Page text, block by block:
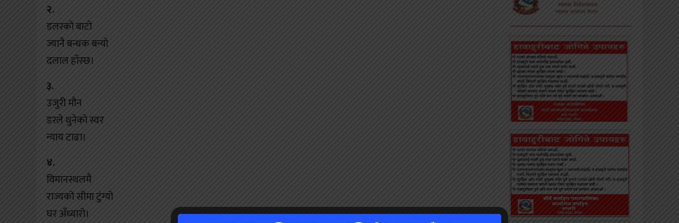
२.
डलरको बाटो
ज्यानै बन्धक बन्यो
दलाल हाँस्छ।
३.
उजुरी मौन
डरले थुनेको स्वर
न्याय टाढा।
४.
विमानस्थलमै
राज्यको सीमा टुंग्यो
घर अँध्यारो।